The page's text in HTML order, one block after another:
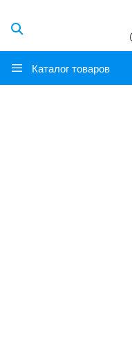
Каталог товаров